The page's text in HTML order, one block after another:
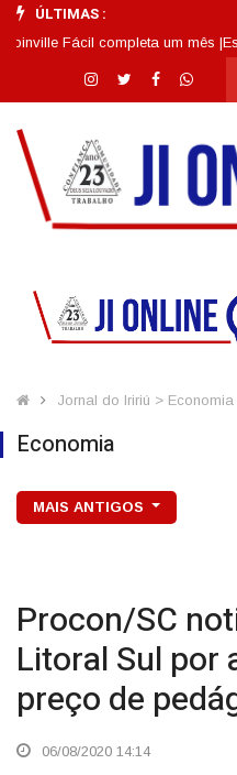
ÚLTIMAS :
completa um mês |Escolas
Jornal do Iririú > Economia
Economia
MAIS ANTIGOS
Procon/SC
Litoral Sul por
preço de
06/08/2020 14:14